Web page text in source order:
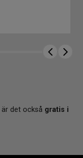
är det också gratis i